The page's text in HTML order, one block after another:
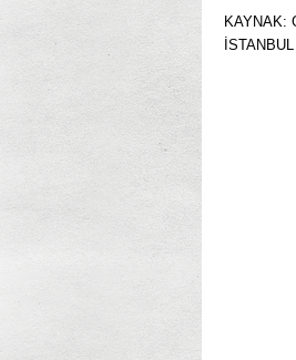
KAYNAK:
İSTANBUL